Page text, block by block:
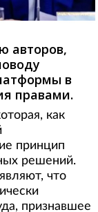
авторов,
в
правами.
как
принцип
решений.
что
признавшее